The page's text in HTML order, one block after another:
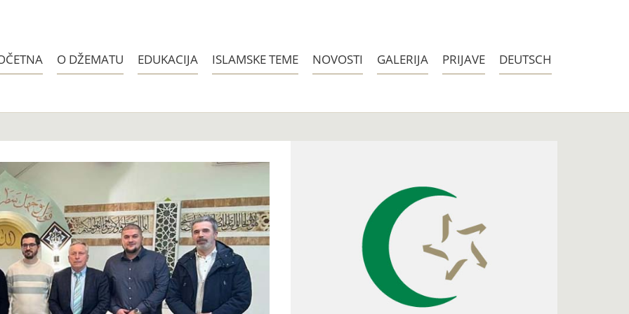
O DŽEMATU EDUKACIJA ISLAMSKE TEME NOVOSTI GALERIJA PRIJAVE DEUTSCH